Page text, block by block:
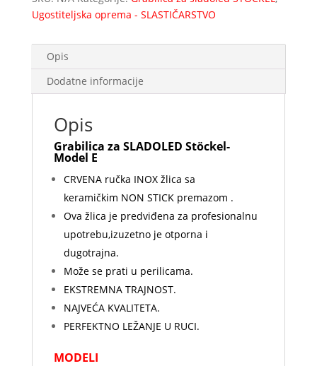
Ugostiteljska oprema - SLASTIČARSTVO
Opis
Dodatne informacije
Opis
Grabilica za SLADOLED Stöckel-
Model E
CRVENA ručka INOX žlica sa
keramičkim NON STICK premazom .
Ova žlica je predviđena za profesionalnu
upotrebu,izuzetno je otporna i
dugotrajna.
Može se prati u perilicama.
EKSTREMNA TRAJNOST.
NAJVEĆA KVALITETA.
PERFEKTNO LEŽANJE U RUCI.
MODELI